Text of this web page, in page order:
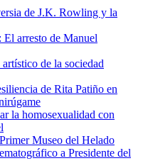
de J.K. Rowling y la
arresto de Manuel
de la sociedad
de Rita Patiño en
la homosexualidad con
Museo del Helado
a Presidente del